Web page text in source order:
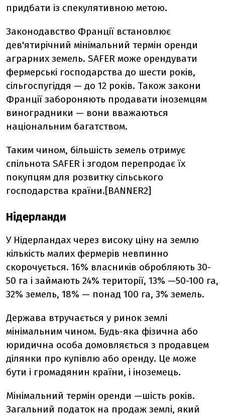
придбати із спекулятивною метою.
Законодавство Франції встановлює
дев'ятирічний мінімальний термін оренди
аграрних земель. SAFER може орендувати
фермерські господарства до шести років,
сільгоспугіддя — до 12 років. Також закони
Франції забороняють продавати іноземцям
виноградники — вони вважаються
національним багатством.
Таким чином, більшість земель отримує
спільнота SAFER і згодом перепродає їх
покупцям для розвитку сільського
господарства країни.[BANNER2]
Нідерланди
У Нідерландах через високу ціну на землю
кількість малих фермерів невпинно
скорочується. 16% власників обробляють 30-
50 га і займають 24% території, 13% —50-100 га,
32% земель, 18% — понад 100 га, 3% земель.
Держава втручається у ринок землі
мінімальним чином. Будь-яка фізична або
юридична особа домовляється з продавцем
ділянки про купівлю або оренду. Це може
бути і громадянин країни, і іноземець.
Мінімальний термін оренди —шість років.
Загальний податок на продаж землі, який